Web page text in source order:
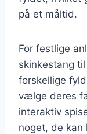
på et måltid.
For festlige
skinkestang
forskellige
vælge deres
interaktiv
noget, de kan